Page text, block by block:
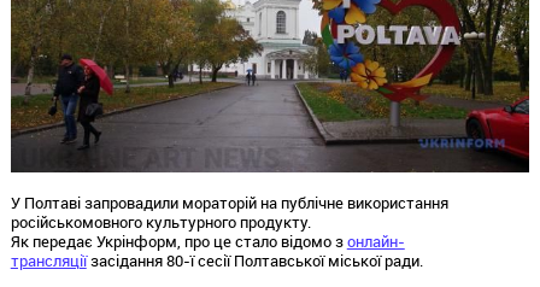
У Полтаві запровадили мораторій на публічне використання
російськомовного культурного продукту.
Як передає Укрінформ, про це стало відомо зонлайн-
трансляціїзасідання 80-ї сесії Полтавської міської ради.